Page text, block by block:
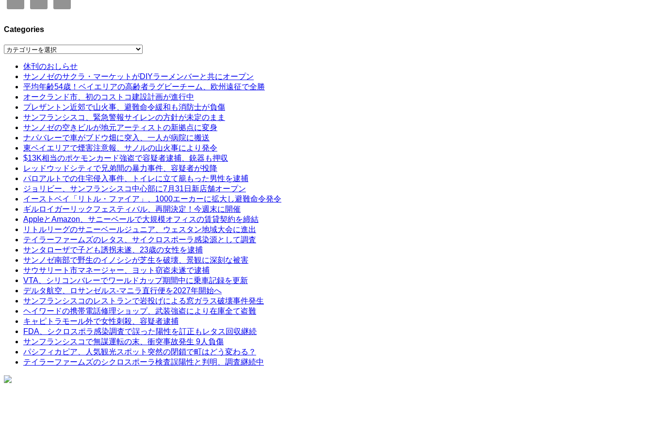
Categories
Categories
休刊のおしらせ
サンノゼのサクラ・マーケットがDIYラーメンバーと共にオープン
平均年齢54歳！ベイエリアの高齢者ラグビーチーム、欧州遠征で全勝
オークランド市、初のコストコ建設計画が進行中
プレザントン近郊で山火事、避難命令緩和も消防士が負傷
サンフランシスコ、緊急警報サイレンの方針が未定のまま
サンノゼの空きビルが地元アーティストの新拠点に変身
ナパバレーで車がブドウ畑に突入、一人が病院に搬送
東ベイエリアで煙害注意報、サノルの山火事により発令
$13K相当のポケモンカード強盗で容疑者逮捕、銃器も押収
レッドウッドシティで兄弟間の暴力事件、容疑者が投降
パロアルトでの住宅侵入事件、トイレに立て籠もった男性を逮捕
ジョリビー、サンフランシスコ中心部に7月31日新店舗オープン
イーストベイ「リトル・ファイア」、1000エーカーに拡大し避難命令発令
ギルロイガーリックフェスティバル、再開決定！今週末に開催
AppleとAmazon、サニーベールで大規模オフィスの賃貸契約を締結
リトルリーグのサニーベールジュニア、ウェスタン地域大会に進出
テイラーファームズのレタス、サイクロスポーラ感染源として調査
サンタローザで子ども誘拐未遂、23歳の女性を逮捕
サンノゼ南部で野生のイノシシが芝生を破壊、景観に深刻な被害
サウサリート市マネージャー、ヨット窃盗未遂で逮捕
VTA、シリコンバレーでワールドカップ期間中に乗車記録を更新
デルタ航空、ロサンゼルス-マニラ直行便を2027年開始へ
サンフランシスコのレストランで岩投げによる窓ガラス破壊事件発生
ヘイワードの携帯電話修理ショップ、武装強盗により在庫全て盗難
キャピトラモール外で女性刺殺、容疑者逮捕
FDA、シクロスポラ感染調査で誤った陽性を訂正もレタス回収継続
サンフランシスコで無謀運転の末、衝突事故発生 9人負傷
パシフィカピア、人気観光スポット突然の閉鎖で町はどう変わる？
テイラーファームズのシクロスポーラ検査誤陽性と判明、調査継続中